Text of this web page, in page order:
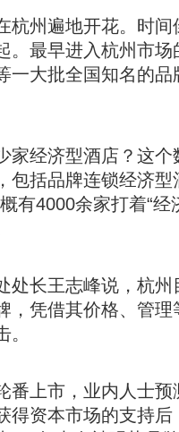
州遍地开花。时间
。最早进入杭州市
一大批全国知名的
经济型酒店？这个
包括品牌连锁经济型
有4000余家打着“
长王志峰说，杭州
，凭借其价格、管
上市，业内人士预
得资本市场的支持